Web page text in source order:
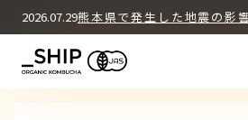
2026.07.29
12本セット
What's KOMBUCHA
How We Brew
COLUMN
BUY & DRINK